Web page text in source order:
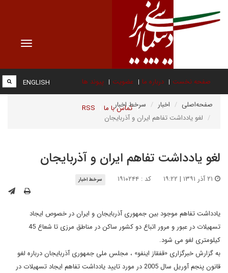
Toggle
صفحه نخست درباره ما عضویت پیوند ها
تماس با ما RSS
ENGLISH
صفحه‌اصلی اخبار
سرخط اخبار
لغو یادداشت تفاهم ایران و آذربایجان
لغو یادداشت تفاهم ایران و آذربایجان
کد : ۱۹۱۰۲۴۴ سرخط اخبار
یادداشت تفاهم موجود بین جمهوری آذربایجان و ایران در خصوص ایجاد
تسهیلات در عبور و مرور اتباع دو کشور ساکن در مناطق مرزی تا شعاع 45
کیلومتری لغو می شود.
به گزارش خبرگزاری «قفقاز اینفو» ، مجلس ملی جمهوری آذربایجان درباره لغو
قانون پنجم آوریل سال 2005 در مورد تایید یادداشت تفاهم ایجاد تسهیلات در